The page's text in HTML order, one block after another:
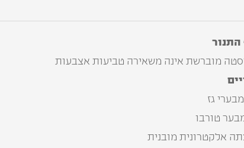
התנור
מוברשת אינה משאירה טביעות אצבעות
אלקטרונית מובנית